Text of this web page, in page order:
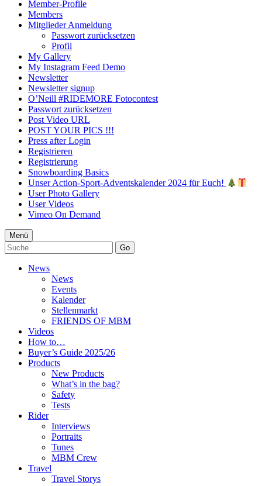
Member-Profile
Members
Mitglieder Anmeldung
Passwort zurücksetzen
Profil
My Gallery
My Instagram Feed Demo
Newsletter
Newsletter signup
O’Neill #RIDEMORE Fotocontest
Passwort zurücksetzen
Post Video URL
POST YOUR PICS !!!
Press after Login
Registrieren
Registrierung
Snowboarding Basics
Unser Action-Sport-Adventskalender 2024 für Euch!
User Photo Gallery
User Videos
Vimeo On Demand
Menü
Go
News
News
Events
Kalender
Stellenmarkt
FRIENDS OF MBM
Videos
How to…
Buyer’s Guide 2025/26
Products
New Products
What’s in the bag?
Safety
Tests
Rider
Interviews
Portraits
Tunes
MBM Crew
Travel
Travel Storys